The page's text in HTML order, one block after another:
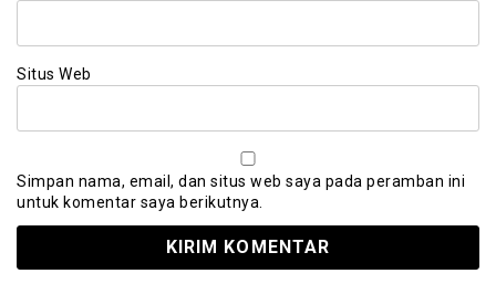
Situs Web
Simpan nama, email, dan situs web saya pada peramban ini
untuk komentar saya berikutnya.